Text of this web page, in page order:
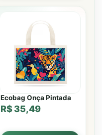
Ecobag Onça Pintada
R$ 35,49